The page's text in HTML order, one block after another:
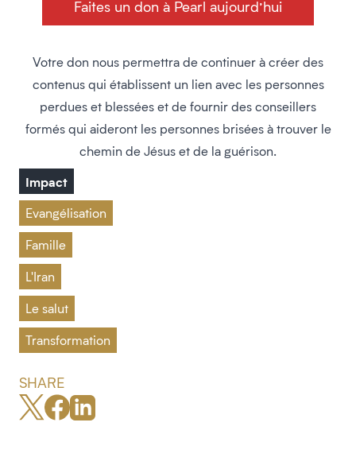
Faites un don à Pearl aujourd’hui
Votre don nous permettra de continuer à créer des
contenus qui établissent un lien avec les personnes
perdues et blessées et de fournir des conseillers
formés qui aideront les personnes brisées à trouver le
chemin de Jésus et de la guérison.
Impact
Evangélisation
Famille
L'Iran
Le salut
Transformation
SHARE